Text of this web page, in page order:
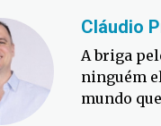
Cláudio
A briga
ninguém
mundo